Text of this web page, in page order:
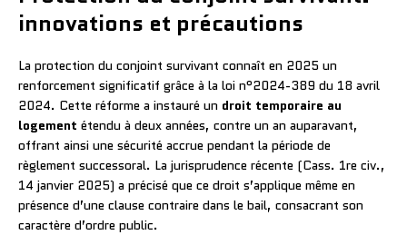
innovations et précautions
La protection du conjoint survivant connaît en 2025 un
renforcement significatif grâce à la loi n°2024-389 du 18 avril
2024. Cette réforme a instauré un droit temporaire au
logement étendu à deux années, contre un an auparavant,
offrant ainsi une sécurité accrue pendant la période de
règlement successoral. La jurisprudence récente (Cass. 1re civ.,
14 janvier 2025) a précisé que ce droit s’applique même en
présence d’une clause contraire dans le bail, consacrant son
caractère d’ordre public.